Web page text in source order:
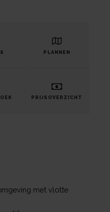
PLANNEN
PRIJSOVERZICHT
met vlotte